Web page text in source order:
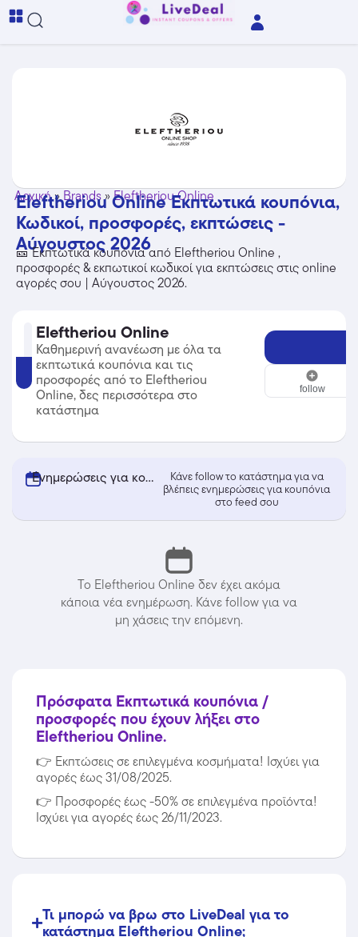
Αρχική»Brands»Eleftheriou Online
Eleftheriou Online Εκπτωτικά κουπόνια,
Κωδικοί, προσφορές, εκπτώσεις -
Αύγουστος 2026
🎫 Εκπτωτικά κουπόνια από Eleftheriou Online ,
προσφορές & εκπωτικοί κωδικοί για εκπτώσεις στις online
αγορές σου | Αύγουστος 2026.
Eleftheriou Online
Eleftheriou Online
Καθημερινή ανανέωση με όλα τα
εκπτωτικά κουπόνια και τις
προσφορές από το Eleftheriou
Online, δες περισσότερα στο
κατάστημα
follow
Ενημερώσεις για κουπόνια από Eleftheriou Online
Κάνε follow το κατάστημα για να
βλέπεις ενημερώσεις για κουπόνια
στο feed σου
Το Eleftheriou Online δεν έχει ακόμα
κάποια νέα ενημέρωση. Κάνε follow για να
μη χάσεις την επόμενη.
Πρόσφατα Εκπτωτικά κουπόνια /
προσφορές που έχουν λήξει στο
Eleftheriou Online.
👉 Εκπτώσεις σε επιλεγμένα κοσμήματα! Ισχύει για
αγορές έως 31/08/2025.
👉 Προσφορές έως -50% σε επιλεγμένα προϊόντα!
Ισχύει για αγορές έως 26/11/2023.
Τι μπορώ να βρω στο LiveDeal για το
κατάστημα Eleftheriou Online;